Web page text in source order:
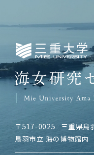
〒517-0025
三重県鳥
鳥羽市立 海の博物館内